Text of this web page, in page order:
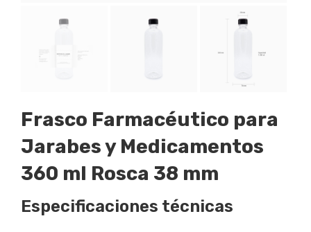
Frasco Farmacéutico para
Jarabes y Medicamentos
360 ml Rosca 38 mm
Especificaciones técnicas